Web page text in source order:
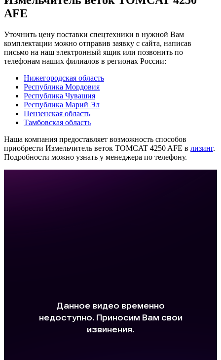
AFE
Уточнить цену поставки спецтехники в нужной Вам
комплектации можно отправив заявку с сайта, написав
письмо на наш электронный ящик или позвонить по
телефонам наших филиалов в регионах России:
Нижегородская область
Республика Мордовия
Республика Чувашия
Республика Марий Эл
Пензенская область
Тамбовская область
Наша компания предоставляет возможность способов
приобрести Измельчитель веток TOMCAT 4250 AFE в лизинг.
Подробности можно узнать у менеджера по телефону.